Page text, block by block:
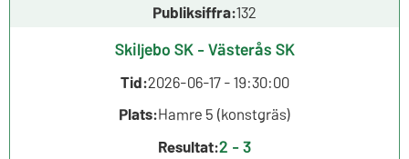
Publiksiffra:132
Skiljebo SK - Västerås SK
Tid:2026-06-17 - 19:30:00
Plats:Hamre 5 (konstgräs)
Resultat:2 - 3